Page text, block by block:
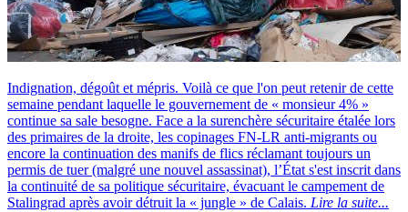
Indignation, dégoût et mépris. Voilà ce que l'on peut retenir de cette
semaine pendant laquelle le gouvernement de « monsieur 4% »
continue sa sale besogne. Face a la surenchère sécuritaire étalée lors
des primaires de la droite, les copinages FN-LR anti-migrants ou
encore la continuation des manifs de flics réclamant toujours un
permis de tuer (malgré une nouvel assassinat), l’État s'est inscrit dans
la continuité de sa politique sécuritaire, évacuant le campement de
Stalingrad après avoir détruit la « jungle » de Calais. Lire la suite...